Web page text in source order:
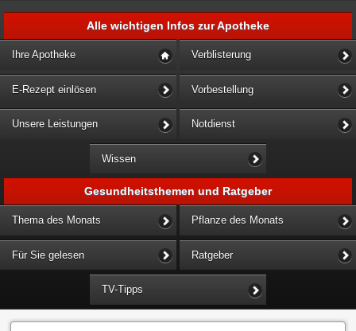
Alle wichtigen Infos zur Apotheke
Ihre Apotheke Verblisterung
E-Rezept einlösen Vorbestellung
Unsere Leistungen Notdienst
Wissen
Gesundheitsthemen und Ratgeber
Thema des Monats Pflanze des Monats
Für Sie gelesen Ratgeber
TV-Tipps